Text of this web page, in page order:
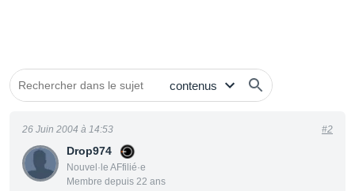
Drop974
Nouvel·le AFfilié·e
Membre depuis 22 ans
26 Juin 2004 à 14:53 #2